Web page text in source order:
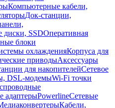
Компьютерные кабели,
Док-станции,
диски, SSDОперативная
блоки
охлажденияКорпуса для
приводыАксессуары
для накопителейСетевое
DSL-модемыWi-Fi точки
адаптерыPowerlineСетевые
Кабели,